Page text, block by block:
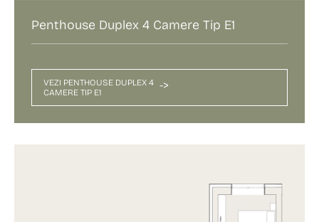
Penthouse Duplex 4 Camere Tip E1
VEZI PENTHOUSE DUPLEX 4
CAMERE TIP E1
->